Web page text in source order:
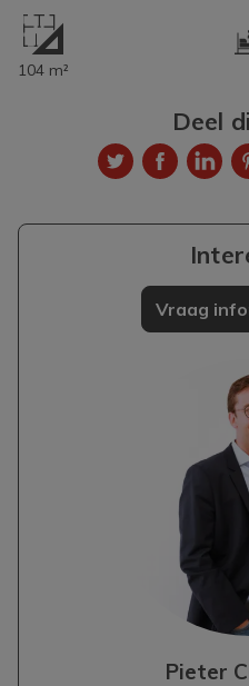
104 m²
Deel
Vraag
Pieter